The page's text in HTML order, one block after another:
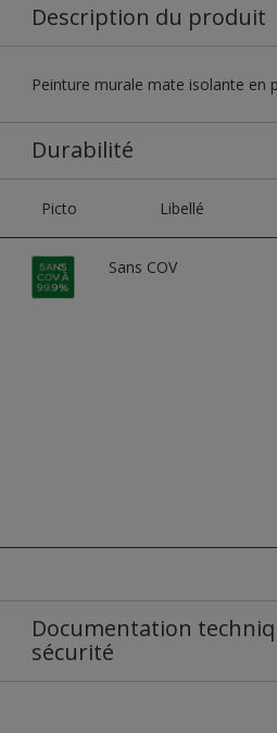
Description du produit
Peinture murale mate isolante en
Durabilité
Picto Libellé
Sans COV
Documentation
sécurité